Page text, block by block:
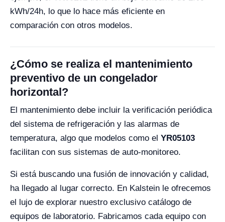
kWh/24h, lo que lo hace más eficiente en
comparación con otros modelos.
¿Cómo se realiza el mantenimiento
preventivo de un congelador
horizontal?
El mantenimiento debe incluir la verificación periódica
del sistema de refrigeración y las alarmas de
temperatura, algo que modelos como el YR05103
facilitan con sus sistemas de auto-monitoreo.
Si está buscando una fusión de innovación y calidad,
ha llegado al lugar correcto. En Kalstein le ofrecemos
el lujo de explorar nuestro exclusivo catálogo de
equipos de laboratorio. Fabricamos cada equipo con